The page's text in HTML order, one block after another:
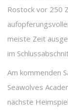
Rostock vor 250
meiste Zeit
im
Am kommenden
Seawolves
nächste